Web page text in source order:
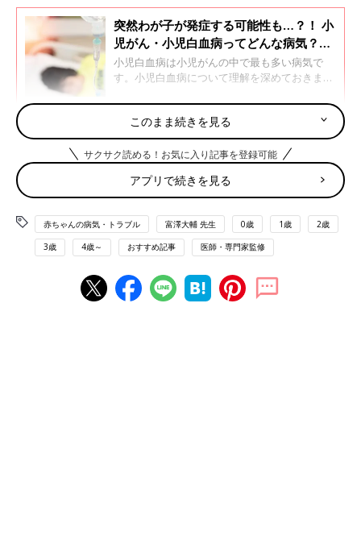
突然わが子が発症する可能性も…？！ 小
児がん・小児白血病ってどんな病気？治
療法は？【専門医】
小児白血病は小児がんの中で最も多い病気で
す。小児白血病について理解を深めておきまし
ター血液腫瘍科診療部長の富澤大輔先生に聞き
ました。
急性リンパ性白血病、急性骨髄性白血病ともに、治
療のメインは化学療法
白血病は「血液のがん」です。がん細胞が急速に増える「急性」
と、ゆっくり増える「慢性」に分けられ、小児白血病の大半は急
性。急性には「急性リンパ性白血病」と「急性骨髄性白血病」が
あります。
「急性リンパ性白血病」とは？
このまま続きを見る
サクサク読める！お気に入り記事を登録可能
アプリで続きを見る
赤ちゃんの病気・トラブル 富澤大輔 先生 0歳 1歳 2歳
3歳 4歳～ おすすめ記事 医師・専門家監修